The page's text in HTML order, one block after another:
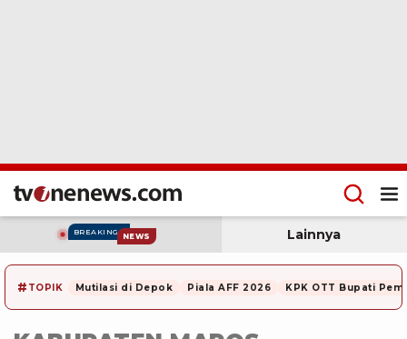
BREAKING NEWS Lainnya
# TOPIK Mutilasi di Depok Piala AFF 2026 KPK OTT Bupati